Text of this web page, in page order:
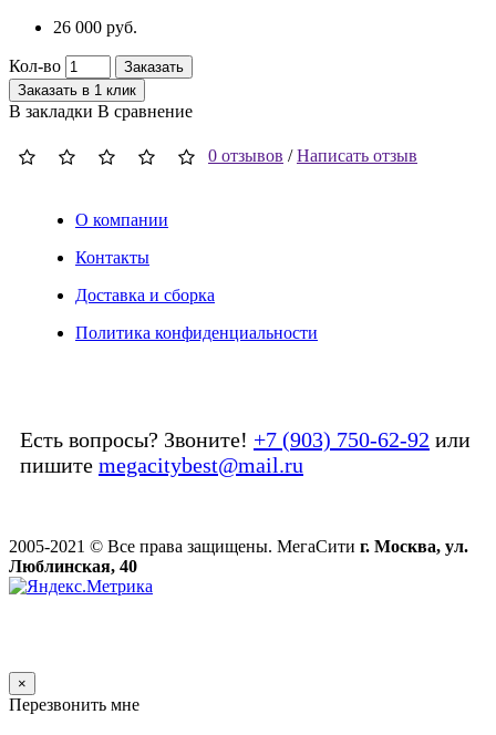
26 000 руб.
Кол-во
Заказать
Заказать в 1 клик
В закладки В сравнение
0 отзывов /Написать отзыв
О компании
Контакты
Доставка и сборка
Политика конфиденциальности
Есть вопросы? Звоните! +7 (903) 750-62-92 или
пишите megacitybest@mail.ru
2005-2021 © Все права защищены. МегаСити г. Москва, ул.
Люблинская, 40
×
Перезвонить мне